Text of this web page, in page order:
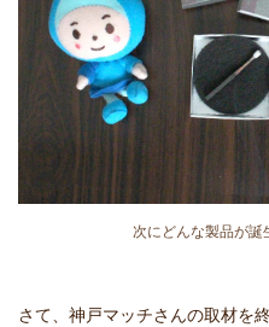
次にどんな製品が
さて、神戸マッチさんの取材を